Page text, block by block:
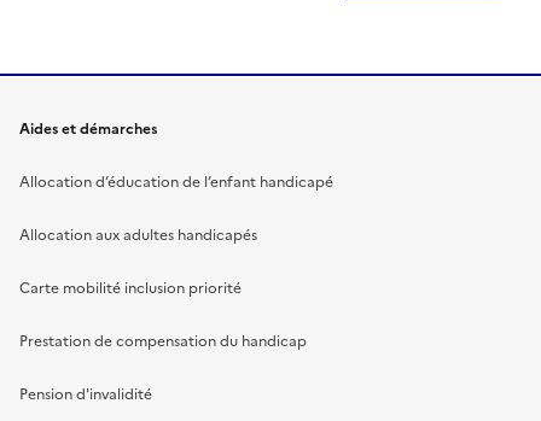
Aides et démarches
Allocation d’éducation de l’enfant handicapé
Allocation aux adultes handicapés
Carte mobilité inclusion priorité
Prestation de compensation du handicap
Pension d'invalidité